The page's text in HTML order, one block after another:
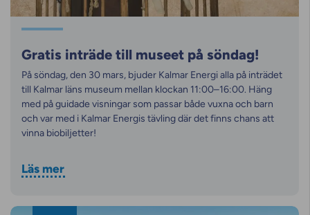
Gratis inträde till museet på söndag!
På söndag, den 30 mars, bjuder Kalmar Energi alla på inträdet
till Kalmar läns museum mellan klockan 11:00–16:00. Häng
med på guidade visningar som passar både vuxna och barn
och var med i Kalmar Energis tävling där det finns chans att
vinna biobiljetter!
Läs mer